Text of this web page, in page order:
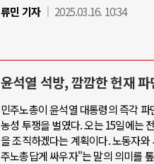
류민 기자
2025.03.16. 10:34
윤석열 석방, 깜깜한 헌재
민주노총이 윤석열 대통령의 즉각
농성 투쟁을 벌였다. 오는 15일에는
을 조직하겠다는 계획이다. 노동자
주노총답게 싸우자"는 말의 의미를